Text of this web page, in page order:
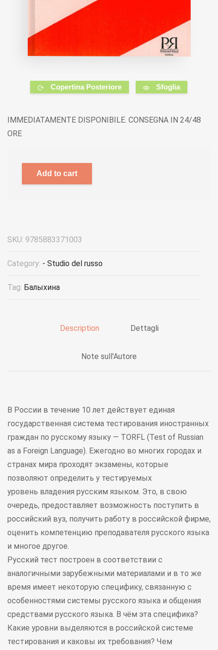
Copertina Posteriore Sfoglia
IMMEDIATAMENTE DISPONIBILE. CONSEGNA IN 24/48
ORE
Add to cart
SKU: 9785883371003
Category: - Studio del russo
Tag: Балыхина
Description Dettagli
Note sull'Autore
В России в течение 10 лет действует единая
государственная система тестирования иностранных
граждан по русскому языку — TORFL (Test of Russian
as a Foreign Language). Ежегодно во многих городах и
странах мира проходят экзамены, которые
позволяют определить у тестируемых
уровень владения русским языком. Это, в свою
очередь, предоставляет возможность поступить в
российский вуз, получить работу в российской фирме,
оценить компетенцию преподавателя русского языка
и многое другое.
Русский тест построен в соответствии с
аналогичными зарубежными материалами и в то же
время имеет некоторую специфику, связанную с
особенностями системы русского языка и общения
средствами русского языка. В чём эта специфика?
Какие уровни выделяются в российской системе
тестирования и каковы их требования? Чем